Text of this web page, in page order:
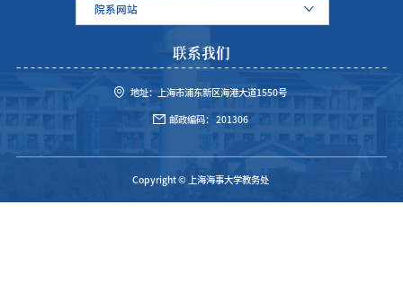
院系网站
联系我们
地址：上海市浦东新区海港大道1550号
邮政编码： 201306
Copyright © 上海海事大学教务处